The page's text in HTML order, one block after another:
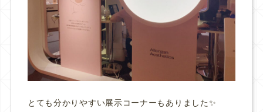
とても分かりやすい展示コーナーもありました✨